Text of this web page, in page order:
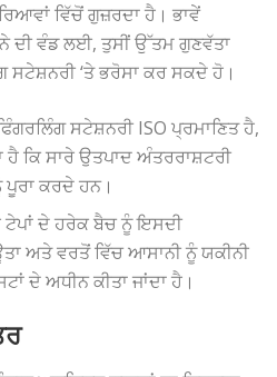
ਵਿੱਚੋਂ ਗੁਜ਼ਰਦਾ ਹੈ। ਭਾਵੇਂ
ਦੀ ਵੰਡ ਲਈ, ਤੁਸੀਂ ਉੱਤਮ ਗੁਣਵੱਤਾ
‘ਤੇ ਭਰੋਸਾ ਕਰ ਸਕਦੇ ਹੋ।
ਸਟੇਸ਼ਨਰੀ ISO ਪ੍ਰਮਾਣਿਤ ਹੈ,
ਹੈ ਕਿ ਸਾਰੇ ਉਤਪਾਦ ਅੰਤਰਰਾਸ਼ਟਰੀ
ਕਰਦੇ ਹਨ।
ਟੇਪਾਂ ਦੇ ਹਰੇਕ ਬੈਚ ਨੂੰ ਇਸਦੀ
ਅਤੇ ਵਰਤੋਂ ਵਿੱਚ ਆਸਾਨੀ ਨੂੰ ਯਕੀਨੀ
ਦੇ ਅਧੀਨ ਕੀਤਾ ਜਾਂਦਾ ਹੈ।